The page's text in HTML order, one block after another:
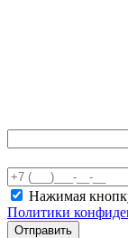
Нажимая
Политики
Отправить